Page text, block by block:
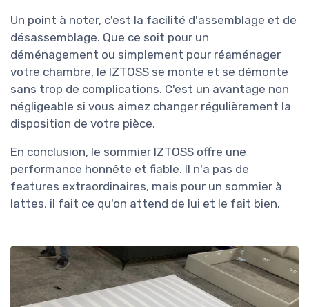
Un point à noter, c'est la facilité d'assemblage et de
désassemblage. Que ce soit pour un
déménagement ou simplement pour réaménager
votre chambre, le IZTOSS se monte et se démonte
sans trop de complications. C'est un avantage non
négligeable si vous aimez changer régulièrement la
disposition de votre pièce.
En conclusion, le sommier IZTOSS offre une
performance honnête et fiable. Il n'a pas de
features extraordinaires, mais pour un sommier à
lattes, il fait ce qu'on attend de lui et le fait bien.